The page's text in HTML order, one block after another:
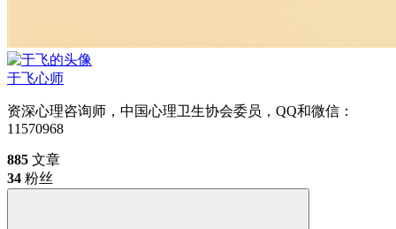
于飞心师
资深心理咨询师，中国心理卫生协会委员，QQ和微信：
11570968
885 文章
34 粉丝